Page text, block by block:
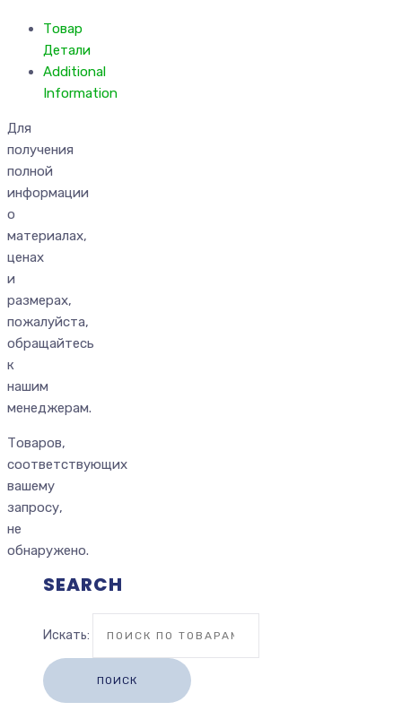
Товар
Детали
Additional
Information
Для
получения
полной
информации
о
материалах,
ценах
и
размерах,
пожалуйста,
обращайтесь
к
нашим
менеджерам.
Товаров,
соответствующих
вашему
запросу,
не
обнаружено.
SEARCH
Искать:
ПОИСК